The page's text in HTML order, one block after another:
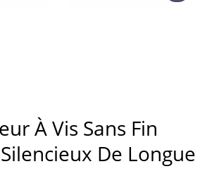
À Vis Sans Fin
De Longue